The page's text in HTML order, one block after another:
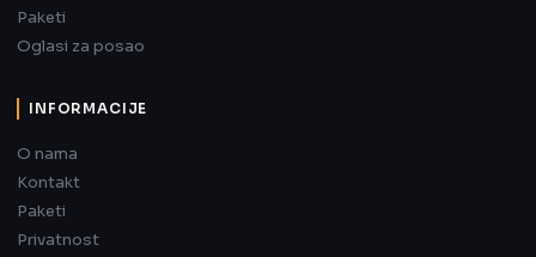
Paketi
Oglasi za posao
INFORMACIJE
O nama
Kontakt
Paketi
Privatnost